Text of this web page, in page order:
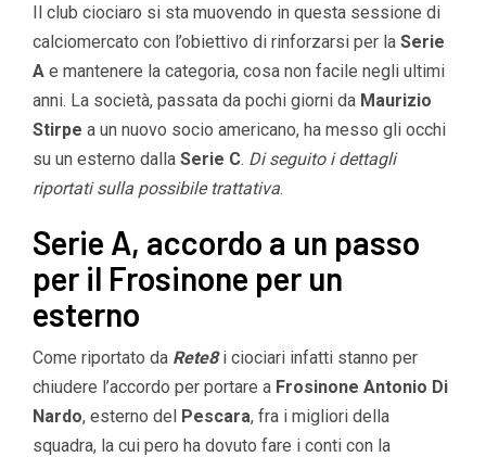
Il club ciociaro si sta muovendo in questa sessione di
calciomercato con l’obiettivo di rinforzarsi per la Serie
A e mantenere la categoria, cosa non facile negli ultimi
anni. La società, passata da pochi giorni da Maurizio
Stirpe a un nuovo socio americano, ha messo gli occhi
su un esterno dalla Serie C. Di seguito i dettagli
riportati sulla possibile trattativa.
Serie A, accordo a un passo
per il Frosinone per un
esterno
Come riportato da Rete8i ciociari infatti stanno per
chiudere l’accordo per portare a Frosinone Antonio Di
Nardo, esterno del Pescara, fra i migliori della
squadra, la cui pero ha dovuto fare i conti con la